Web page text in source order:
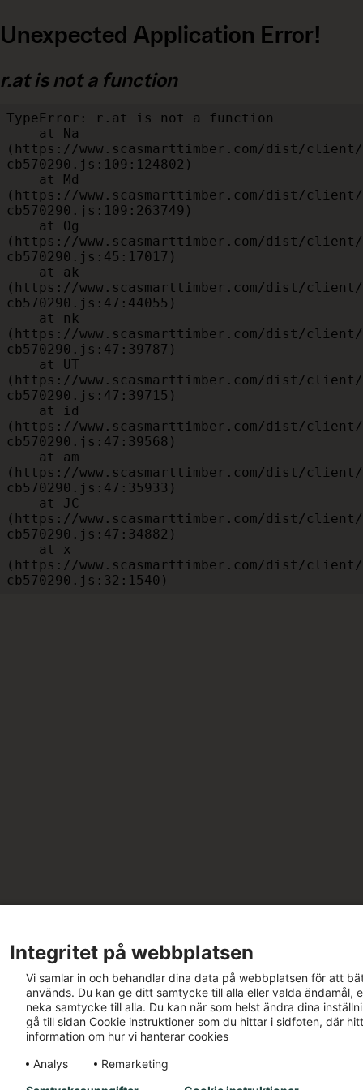
Unexpected Application Error!
r.at is not a function
TypeError: r.at is not a function
(https://www.scasmarttimber.com/dist/
cb570290.js:109:124802)
(https://www.scasmarttimber.com/dist/
cb570290.js:109:263749)
(https://www.scasmarttimber.com/dist/
cb570290.js:45:17017)
(https://www.scasmarttimber.com/dist/
cb570290.js:47:44055)
(https://www.scasmarttimber.com/dist/
cb570290.js:47:39787)
(https://www.scasmarttimber.com/dist/
cb570290.js:47:39715)
(https://www.scasmarttimber.com/dist/
cb570290.js:47:39568)
(https://www.scasmarttimber.com/dist/
cb570290.js:47:35933)
(https://www.scasmarttimber.com/dist/
cb570290.js:47:34882)
(https://www.scasmarttimber.com/dist/
cb570290.js:32:1540)
Integritet på webbplatsen
Vi samlar in och behandlar dina data på webbplatsen för att
används. Du kan ge ditt samtycke till alla eller valda ändamål,
neka samtycke till alla. Du kan när som helst ändra dina
gå till sidan Cookie instruktioner som du hittar i sidfoten, där
information om hur vi hanterar cookies
Analys
Remarketing